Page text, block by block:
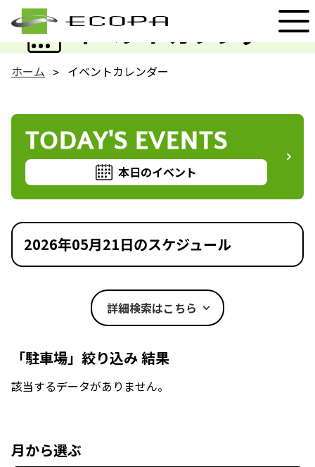
イベントカレンダー
EVENT
ホーム イベントカレンダー
TODAY'S EVENTS
本日のイベント
2026年05月21日のスケジュール
詳細検索はこちら
「駐車場」絞り込み 結果
該当するデータがありません。
月から選ぶ